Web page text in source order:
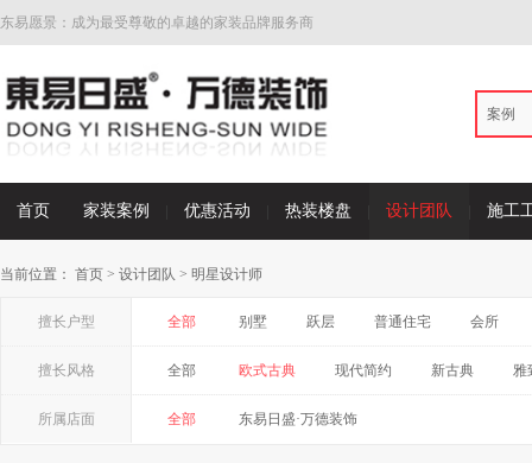
东易愿景：成为最受尊敬的卓越的家装品牌服务商
案例
首页 家装案例 优惠活动 热装楼盘 设计团队 施工
当前位置： 首页 > 设计团队 > 明星设计师
擅长户型 全部 别墅 跃层 普通住宅 会所
擅长风格 全部 欧式古典 现代简约 新古典 雅
所属店面 全部 东易日盛·万德装饰